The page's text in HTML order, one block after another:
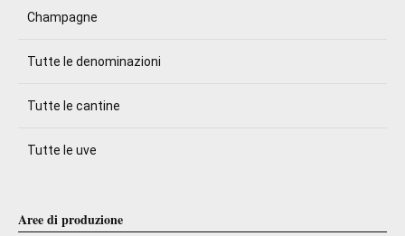
Champagne
Tutte le denominazioni
Tutte le cantine
Tutte le uve
Aree di produzione